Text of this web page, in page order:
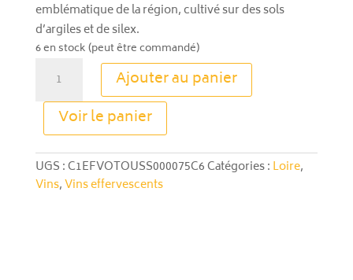
emblématique de la région, cultivé sur des sols
d’argiles et de silex.
6 en stock (peut être commandé)
Vouvray
Toussaint
Villemereau
Ajouter au panier
Voir le panier
A
l
e
UGS :C1EFVOTOUSS000075C6Catégories : Loire,
Vins,Vins effervescents